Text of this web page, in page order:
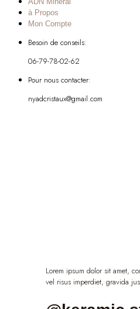
à Propos
Mon Compte
Besoin de conseils:
06-79-78-02-62
Pour nous contacter:
nyadcristaux@gmail.com
Lorem ipsum dolor sit amet,
vel risus imperdiet, gravida